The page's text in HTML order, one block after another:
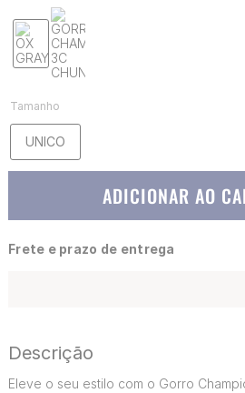
Tamanho
UNICO
ADICIONAR AO
Frete e prazo de entrega
Descrição
Eleve o seu estilo com o Gorro